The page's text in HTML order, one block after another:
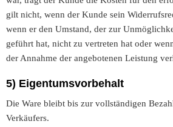
gilt nicht, wenn der Kunde sein
wenn er den Umstand, der zur
geführt hat, nicht zu vertreten hat oder
der Annahme der angebotenen Leistung
5) Eigentumsvorbehalt
Die Ware bleibt bis zur vollständigen
Verkäufers.